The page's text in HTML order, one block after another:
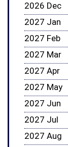
2026 Dec
2027 Jan
2027 Feb
2027 Mar
2027 Apr
2027 May
2027 Jun
2027 Jul
2027 Aug